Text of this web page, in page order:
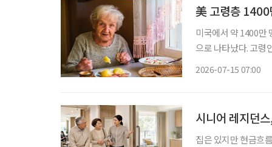
美 고령층 1400
미국에서 약 1400만
으로 나타났다. 고령
2026-07-15 07:00
시니어 레지던
집은 있지만 현금흐